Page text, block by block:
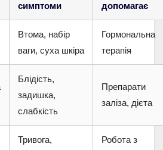
симптоми
допомагає
Втома, набір
ваги, суха шкіра
Гормональна
терапія
Блідість,
задишка,
слабкість
Препарати
заліза, дієта
Тривога,
Робота з